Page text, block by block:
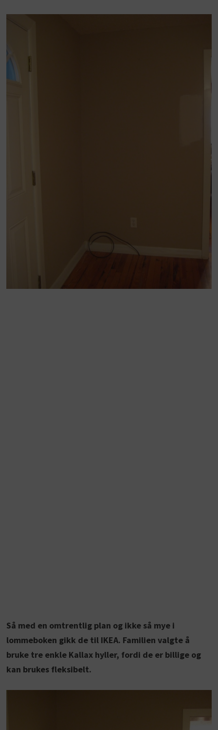
Så med en omtrentlig plan og ikke så mye i
lommeboken gikk de til IKEA. Familien valgte å
bruke tre enkle Kallax hyller, fordi de er billige og
kan brukes fleksibelt.